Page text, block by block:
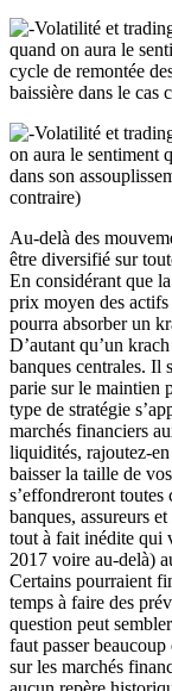
Volatilité et
quand on aura le
cycle de remontée
baissière dans le cas
Volatilité et
on aura le sentiment
dans son
contraire)
Au-delà des
être diversifié sur
En considérant que
prix moyen des
pourra absorber un
D’autant qu’un
banques centrales. Il
parie sur le maintien
type de stratégie
marchés financiers
liquidités, rajoutez-
baisser la taille de
s’effondreront toutes
banques, assureurs
tout à fait inédite qui
2017 voire au-delà)
Certains pourraient
temps à faire des
question peut
faut passer
sur les marchés